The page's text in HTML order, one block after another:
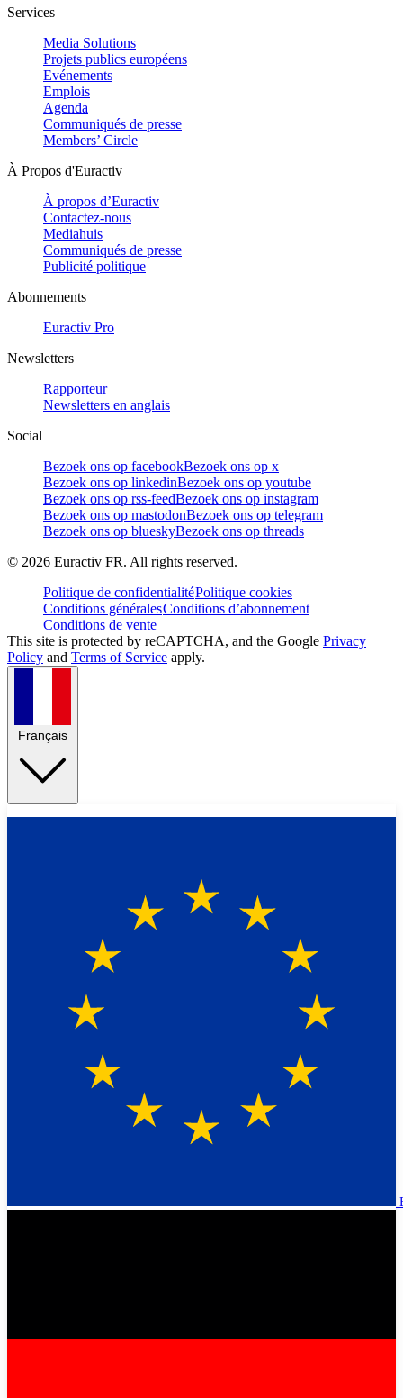
Services
Media Solutions
Projets publics européens
Evénements
Emplois
Agenda
Communiqués de presse
Members’ Circle
À Propos d'Euractiv
À propos d’Euractiv
Contactez-nous
Mediahuis
Communiqués de presse
Publicité politique
Abonnements
Euractiv Pro
Newsletters
Rapporteur
Newsletters en anglais
Social
Bezoek ons op facebookBezoek ons op x
Bezoek ons op linkedinBezoek ons op youtube
Bezoek ons op rss-feedBezoek ons op instagram
Bezoek ons op mastodonBezoek ons op telegram
Bezoek ons op blueskyBezoek ons op threads
© 2026 Euractiv FR. All rights reserved.
Politique de confidentialitéPolitique cookies
Conditions généralesConditions d’abonnement
Conditions de vente
This site is protected by reCAPTCHA, and the Google Privacy
Policy and Terms of Service apply.
Français